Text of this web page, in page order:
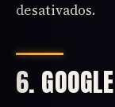
desativados.
6.